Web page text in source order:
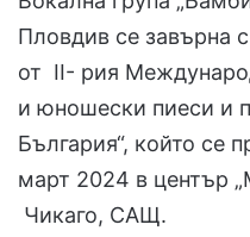
Пловдив се завърна
от II- рия
и юношески пиеси и
България“, който се
март 2024 в център
Чикаго, САЩ.